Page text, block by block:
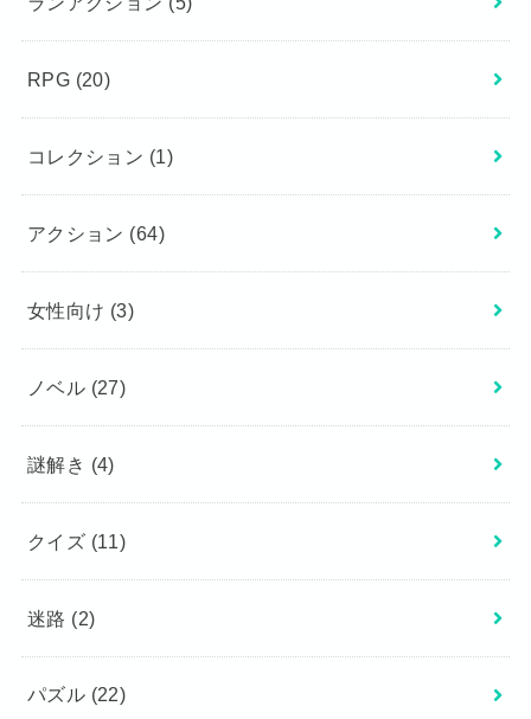
RPG (20)
コレクション (1)
アクション (64)
女性向け (3)
ノベル (27)
謎解き (4)
クイズ (11)
迷路 (2)
パズル (22)